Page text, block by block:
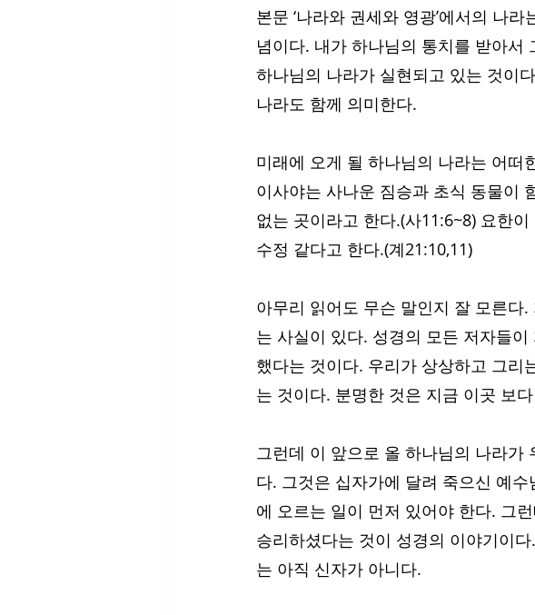
본문 ‘나라와 권세와 영광’에서의 나
념이다. 내가 하나님의 통치를 받아서
하나님의 나라가 실현되고 있는 것이
나라도 함께 의미한다.
미래에 오게 될 하나님의 나라는 어떠
이사야는 사나운 짐승과 초식 동물이
없는 곳이라고 한다.(사11:6~8) 요한
수정 같다고 한다.(계21:10,11)
아무리 읽어도 무슨 말인지 잘 모른다
는 사실이 있다. 성경의 모든 저자들
했다는 것이다. 우리가 상상하고 그리
는 것이다. 분명한 것은 지금 이곳 보
그런데 이 앞으로 올 하나님의 나라가
다. 그것은 십자가에 달려 죽으신 예
에 오르는 일이 먼저 있어야 한다. 그
승리하셨다는 것이 성경의 이야기이
는 아직 신자가 아니다.